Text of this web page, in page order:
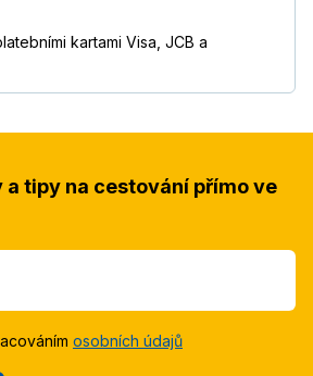
kartami Visa, JCB a
a tipy na cestování přímo ve
osobních údajů